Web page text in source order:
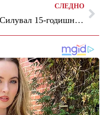
СЛЕДНО
Силувал 15-годишна малолетничка: го искористил моментот кога немало никој во комбето со кое вршел превоз на патници